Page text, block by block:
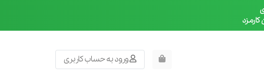
ورود به حساب کاربری